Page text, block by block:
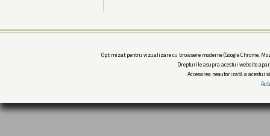
Optimizat pentru vizualizare cu browsere moderne (Google Chrome,
Drepturile asupra acestui website
Accesarea neautorizată a acestui